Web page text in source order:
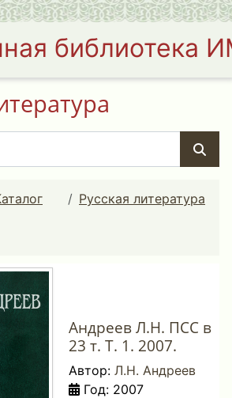
библиотека
Русская литература
Андреев Л.Н. ПСС в
23 т. Т. 1. 2007.
Автор: Л.Н. Андреев
Год: 2007